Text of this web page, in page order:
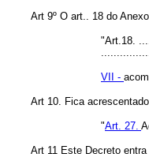
Art 9º O art.. 18 do
"Art.18.
VII -
Art 10. Fica
"Art. 27.
Art 11 Este Decreto